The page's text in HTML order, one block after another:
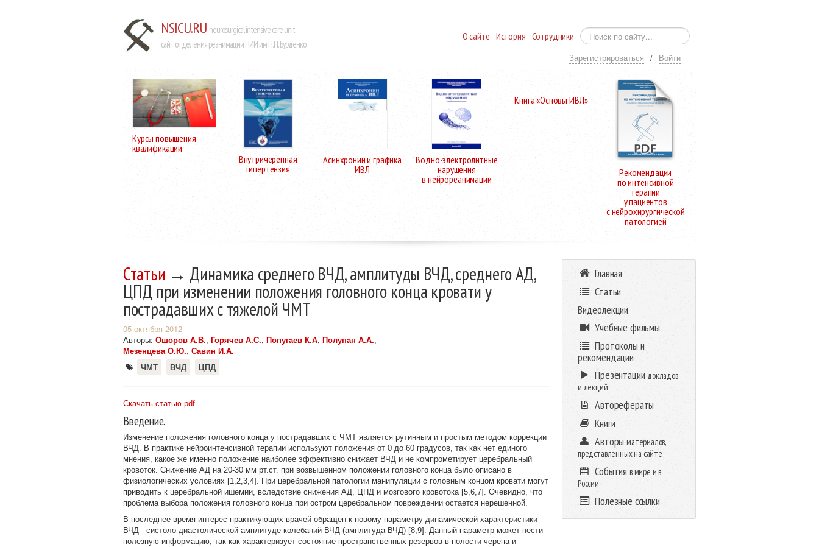
NSICU.RU neurosurgical intensive care unit
сайт отделения реанимации НИИ им Н.Н. Бурденко
О сайте История Сотрудники
Зарегистрироваться / Войти
Курсы повышения
квалификации
Внутричерепная
гипертензия
Асинхронии и графика
ИВЛ
Водно-электролитные
нарушения
в нейрореанимации
Книга «Основы ИВЛ»
Рекомендации
по интенсивной
терапии
у пациентов
с нейрохирургической
патологией
Статьи → Динамика среднего ВЧД, амплитуды ВЧД, среднего АД,
ЦПД при изменении положения головного конца кровати у
пострадавших с тяжелой ЧМТ
05 октября 2012
Авторы: Ошоров А.В., Горячев А.С., Попугаев К.А, Полупан А.А.,
Мезенцева О.Ю., Савин И.А.
ЧМТ
ВЧД ЦПД
Скачать статью.pdf
Введение.
Изменение положения головного конца у пострадавших с ЧМТ является рутинным и простым методом коррекции
ВЧД. В практике нейроинтенсивной терапии используют положения от 0 до 60 градусов, так как нет единого
мнения, какое же именно положение наиболее эффективно снижает ВЧД и не компрометирует церебральный
кровоток. Снижение АД на 20-30 мм рт.ст. при возвышенном положении головного конца было описано в
физиологических условиях [1,2,3,4]. При церебральной патологии манипуляции с головным концом кровати могут
приводить к церебральной ишемии, вследствие снижения АД, ЦПД и мозгового кровотока [5,6,7]. Очевидно, что
проблема выбора положения головного конца при остром церебральном повреждении остается нерешенной.
В последнее время интерес практикующих врачей обращен к новому параметру динамической характеристики
ВЧД - систоло-диастолической амплитуде колебаний ВЧД (амплитуда ВЧД) [8,9]. Данный параметр может нести
полезную информацию, так как характеризует состояние пространственных резервов в полости черепа и
Главная
Статьи
Видеолекции
Учебные фильмы
Протоколы и
рекомендации
Презентации докладов
и лекций
Авторефераты
Книги
Авторыматериалов,
представленных на сайте
События в мире и в
России
Полезные ссылки